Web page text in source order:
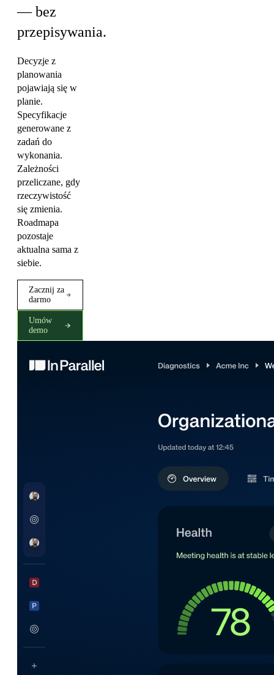
— bez
przepisywania.
Decyzje z
planowania
pojawiają się w
planie.
Specyfikacje
generowane z
zadań do
wykonania.
Zależności
przeliczane, gdy
rzeczywistość
się zmienia.
Roadmapa
pozostaje
aktualna sama z
siebie.
Zacznij za
darmo
Umów
demo